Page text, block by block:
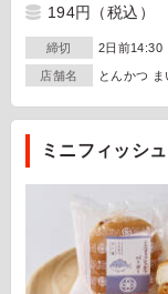
194円 （税込）
締切 2日前14:30
店舗名 とんかつ ま
ミニフィッシ